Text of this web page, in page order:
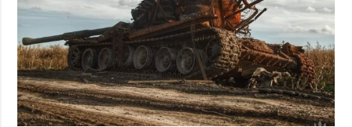
Gesellschaft und
Sport
Kriminalität
Notstand und
Notfälle